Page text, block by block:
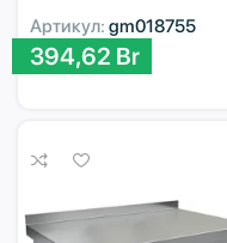
Артикул: gm018755
394,62 Br